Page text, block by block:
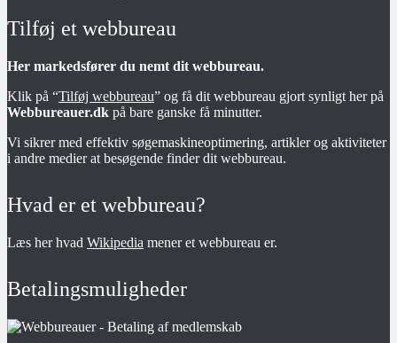
Tilføj et webbureau
Her markedsfører du nemt dit webbureau.
Klik på “Tilføj webbureau” og få dit webbureau gjort synligt her på
Webbureauer.dk på bare ganske få minutter.
Vi sikrer med effektiv søgemaskineoptimering, artikler og aktiviteter
i andre medier at besøgende finder dit webbureau.
Hvad er et webbureau?
Læs her hvad Wikipedia mener et webbureau er.
Betalingsmuligheder